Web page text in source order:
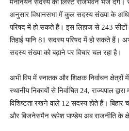
मनोनयन सदस्य की लिस्ट राजभवन भेज देंगे।
अनुसार विधानसभा में कुल सदस्य संख्या के
परिषद में हो सकते हैं। इस लिहाज से 243 सीटों
तिहाई यानि 81 सदस्य परिषद में हो सकते हैं।
सदस्य संख्या को बढ़ाने पर विचार चल रहा है।
अभी विप में स्नातक और शिक्षक निर्वाचन
स्थानीय निकायों से निर्वाचित 24, राज्यपाल द्वारा
विशिष्टता रखने वाले 12 सदस्य होते हैं।
और बिजनेसमैन रूपेश पाण्डेय अब राजनीति के